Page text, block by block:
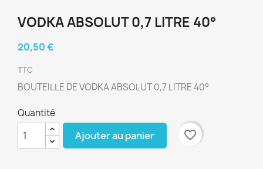
VODKA ABSOLUT 0,7 LITRE 40°
20,50 €
TTC
BOUTEILLE DE VODKA ABSOLUT 0,7 LITRE 40°
Quantité
Ajouter au panier favorite_border